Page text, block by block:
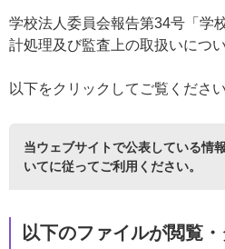
学校法人委員会報告第34号「学
計処理及び監査上の取扱いにつ
以下をクリックしてご覧ください
当ウェブサイトで公表している情報
いてに従ってご利用ください。
以下のファイルが閲覧